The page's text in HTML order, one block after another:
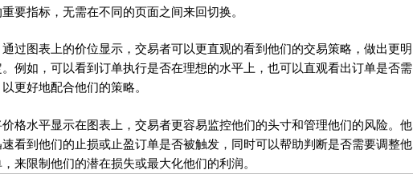
要指标，无需在不同的页面之间来回切换。
过图表上的价位显示，交易者可以更直观的看到他们的交易策略，做出更明
。例如，可以看到订单执行是否在理想的水平上，也可以直观看出订单是否需
更好地配合他们的策略。
价格水平显示在图表上，交易者更容易监控他们的头寸和管理他们的风险。他
看到他们的止损或止盈订单是否被触发，同时可以帮助判断是否需要调整他
来限制他们的潜在损失或最大化他们的利润。